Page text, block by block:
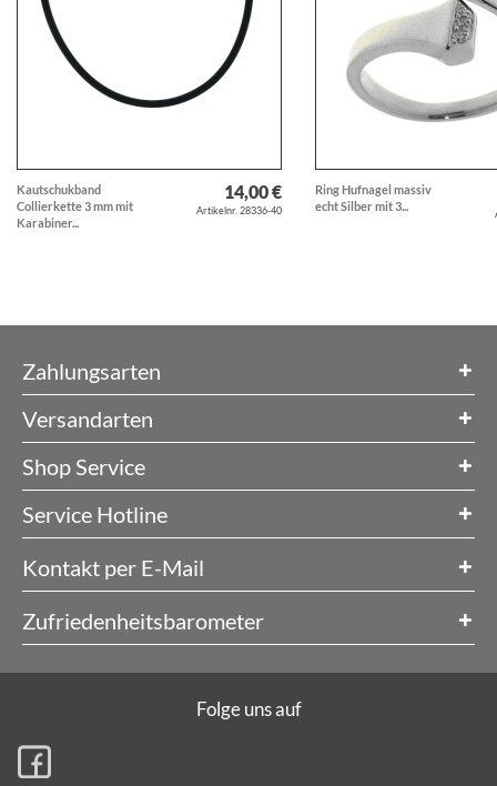
Kautschukband
Collierkette 3 mm mit
Karabiner...
14,00 €
Artikelnr. 28336-40
Ring Hufnagel massiv
echt Silber mit 3...
Zahlungsarten
Versandarten
Shop Service
Service Hotline
Kontakt per E-Mail
Zufriedenheitsbarometer
Folge uns auf